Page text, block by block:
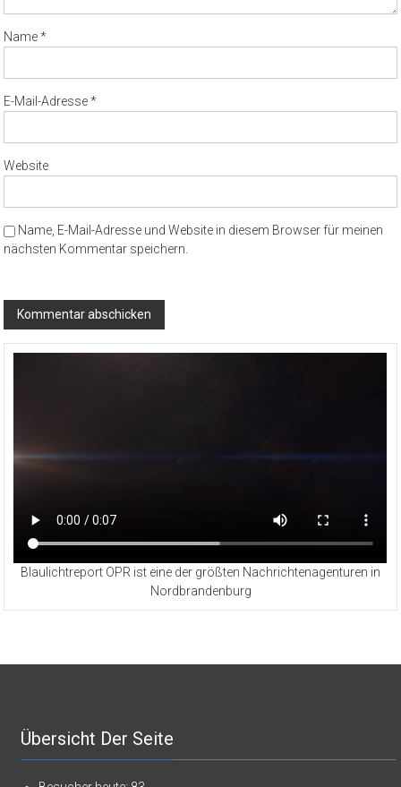
Name*
E-Mail-Adresse*
Website
Name, E-Mail-Adresse und Website in diesem Browser für meinen
nächsten Kommentar speichern.
Blaulichtreport OPR ist eine der größten Nachrichtenagenturen in
Nordbrandenburg
Übersicht Der Seite